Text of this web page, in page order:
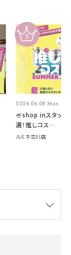
2026.06.08 Mon
🍧shop inスタッフ
選！推しコス
summer2026開催
ルミネ立川店